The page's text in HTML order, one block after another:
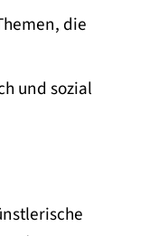
die
und sozial